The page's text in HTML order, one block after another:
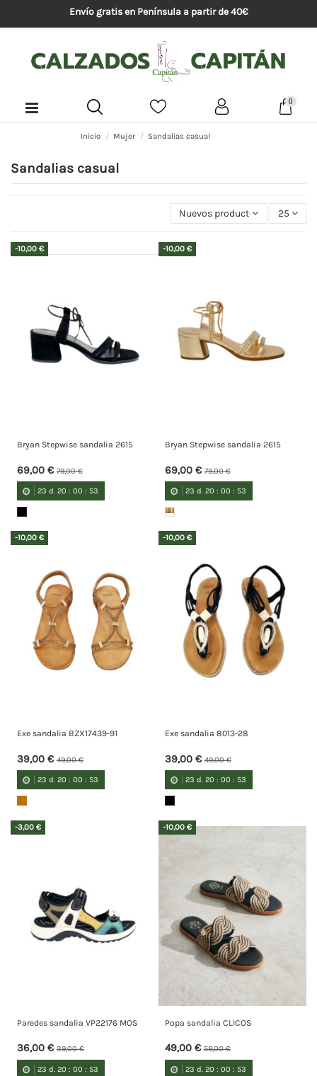
Envío gratis en Península a partir de 40€
0
Inicio Mujer Sandalias casual
Sandalias casual
Nuevos productos primeros
25
-10,00 €
Bryan Stepwise sandalia 2615
69,00 €79,00 €
23 d. 20 :00 :52
-10,00 €
Bryan Stepwise sandalia 2615
69,00 €79,00 €
23 d. 20 :00 :52
-10,00 €
Exe sandalia BZX17439-91
39,00 €49,00 €
23 d. 20 :00 :52
-10,00 €
Exe sandalia 8013-28
39,00 €49,00 €
23 d. 20 :00 :52
-3,00 €
Paredes sandalia VP22176 MOS
36,00 €39,00 €
23 d. 20 :00 :52
-10,00 €
Popa sandalia CLICOS
49,00 €59,00 €
23 d. 20 :00 :52